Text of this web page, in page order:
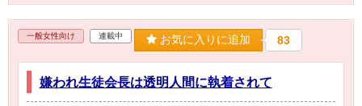
一般女性向け 連載中 お気に入りに追加 83
嫌われ生徒会長は透明人間に執着されて